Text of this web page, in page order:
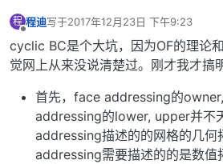
程 程迪写于2017年12月23日 下午9:23
最后由 编辑
cyclic BC是个大坑，因为OF的理论
觉网上从来没说清楚过。刚才我才搞
首先，face addressing的
addressing的lower, upper并不
addressing描述的的网格的几何
addressing需要描述的的是数值